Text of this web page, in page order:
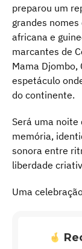
preparou um
grandes
africana e
marcantes de
Mama Djombo,
espetáculo
do continente.
Será uma noite
memória,
sonora entre
liberdade
Uma